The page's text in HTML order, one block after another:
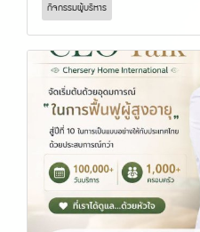
กิจกรรมผู้บริหาร